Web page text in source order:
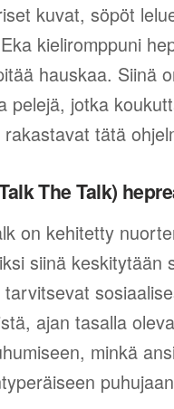
kuvat, söpöt
kieliromppuni
hauskaa. Siinä
pelejä, jotka
tätä
The Talk)
on kehitetty
siinä keskitytään
ajan tasalla
minkä